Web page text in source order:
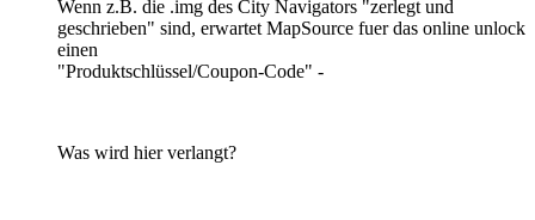
Wenn z.B. die .img des City Navigators "zerlegt und
geschrieben" sind, erwartet MapSource fuer das online unlock
einen
"Produktschlüssel/Coupon-Code" -
Was wird hier verlangt?